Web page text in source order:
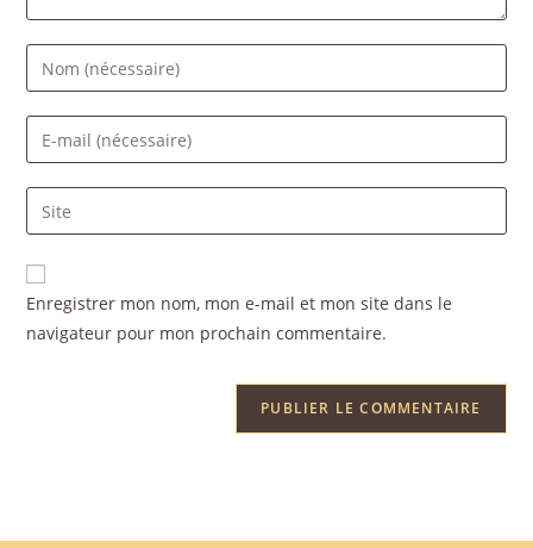
Enregistrer mon nom, mon e-mail et mon site dans le
navigateur pour mon prochain commentaire.